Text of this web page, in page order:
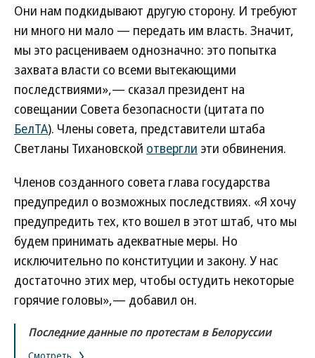
Они нам подкидывают другую сторону. И требуют
ни много ни мало — передать им власть. Значит,
мы это расцениваем однозначно: это попытка
захвата власти со всеми вытекающими
последствиями»,— сказал президент на
совещании Совета безопасности (цитата по
БелТА). Члены совета, представители штаба
Светланы Тихановской отвергли эти обвинения.
Членов созданного совета глава государства
предупредил о возможных последствиях. «Я хочу
предупредить тех, кто вошел в этот штаб, что мы
будем принимать адекватные меры. Но
исключительно по конституции и закону. У нас
достаточно этих мер, чтобы остудить некоторые
горячие головы»,— добавил он.
Последние данные по протестам в Белоруссии